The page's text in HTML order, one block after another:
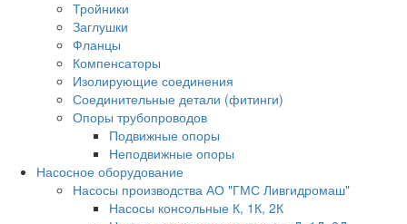
Тройники
Заглушки
Фланцы
Компенсаторы
Изолирующие соединения
Соединительные детали (фитинги)
Опоры трубопроводов
Подвижные опоры
Неподвижные опоры
Насосное оборудование
Насосы производства АО "ГМС Ливгидромаш"
Насосы консольные К, 1К, 2К